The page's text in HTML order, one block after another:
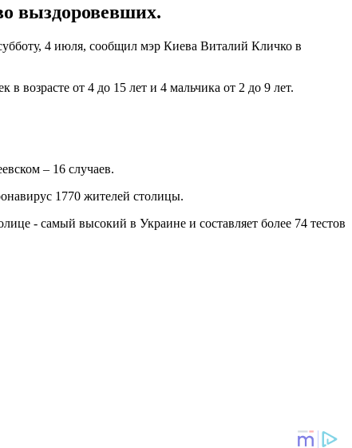
выздоровевших.
4 июля, сообщил мэр Киева Виталий Кличко в
возрасте от 4 до 15 лет и 4 мальчика от 2 до 9 лет.
– 16 случаев.
1770 жителей столицы.
- самый высокий в Украине и составляет более 74 тестов